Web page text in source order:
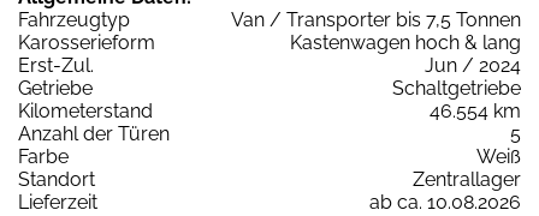
Fahrzeugtyp
Van / Transporter bis 7,5 Tonnen
Karosserieform
Kastenwagen hoch & lang
Erst-Zul.
Jun / 2024
Getriebe
Schaltgetriebe
Kilometerstand
46.554 km
Anzahl der Türen
5
Farbe
Weiß
Standort
Zentrallager
Lieferzeit
ab ca. 10.08.2026